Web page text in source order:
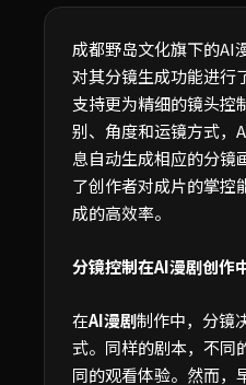
成都野岛文化旗下的AI
对其分镜生成功能进行
支持更为精细的镜头控
别、角度和运镜方式，
息自动生成相应的分镜
了创作者对成片的掌控
成的高效率。
分镜控制在AI漫剧创作
在AI漫剧制作中，分镜
式。同样的剧本，不同
同的观看体验。然而，